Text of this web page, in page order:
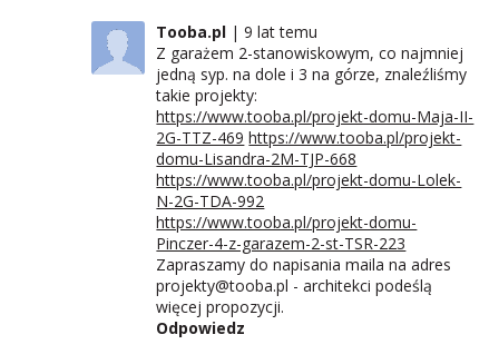
Tooba.pl
9 lat temu
Z garażem 2-stanowiskowym, co najmniej
jedną syp. na dole i 3 na górze, znaleźliśmy
takie projekty:
https://www.tooba.pl/projekt-domu-Maja-II-
2G-TTZ-469 https://www.tooba.pl/projekt-
domu-Lisandra-2M-TJP-668
https://www.tooba.pl/projekt-domu-Lolek-
N-2G-TDA-992
https://www.tooba.pl/projekt-domu-
Pinczer-4-z-garazem-2-st-TSR-223
Zapraszamy do napisania maila na adres
projekty@tooba.pl - architekci podeślą
więcej propozycji.
Odpowiedz